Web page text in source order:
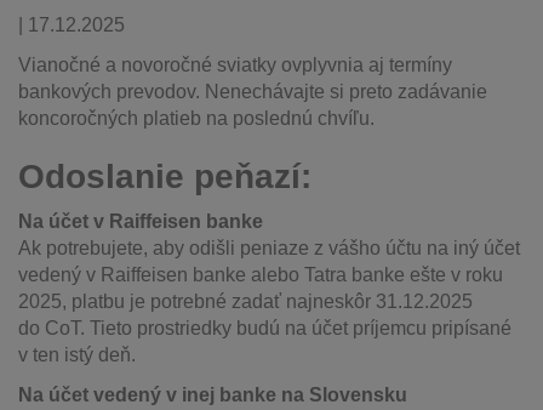
| 17.12.2025
Vianočné a novoročné sviatky ovplyvnia aj termíny
bankových prevodov. Nenechávajte si preto zadávanie
koncoročných platieb na poslednú chvíľu.
Odoslanie peňazí:
Na účet v Raiffeisen banke
Ak potrebujete, aby odišli peniaze z vášho účtu na iný účet
vedený v Raiffeisen banke alebo Tatra banke ešte v roku
2025, platbu je potrebné zadať najneskôr 31.12.2025
do CoT. Tieto prostriedky budú na účet príjemcu pripísané
v ten istý deň.
Na účet vedený v inej banke na Slovensku